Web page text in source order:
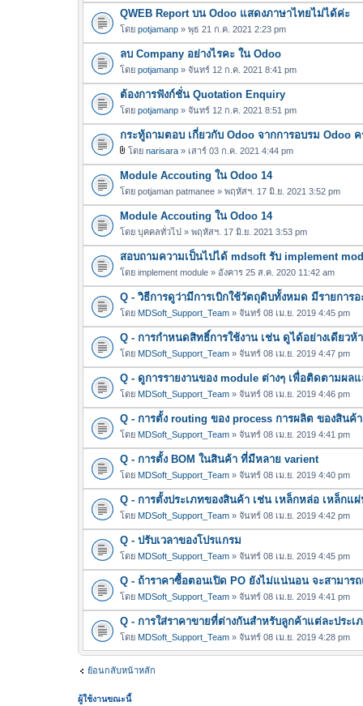
QWEB Report บน Odoo แสดงภาษาไทยไม่ได้ค่ะ
โดย potjamanp » พุธ 21 ก.ค. 2021 2:23 pm
ลบ Company อย่างไรคะ ใน Odoo
โดย potjamanp » จันทร์ 12 ก.ค. 2021 8:41 pm
ต้องการฟังก์ชั่น Quotation Enquiry
โดย potjamanp » จันทร์ 12 ก.ค. 2021 8:51 pm
กระทู้ถามตอบ เกี่ยวกับ Odoo จากการอบรม Odoo
ฟ
ล์
แ
น
บ
โดย narisara » เสาร์ 03 ก.ค. 2021 4:44 pm
Module Accouting ใน Odoo 14
โดย potjaman patmanee » พฤหัสฯ. 17 มิ.ย. 2021 3:52 pm
Module Accouting ใน Odoo 14
โดย บุคคลทั่วไป » พฤหัสฯ. 17 มิ.ย. 2021 3:53 pm
สอบถามความเป็นไปได้ mdsoft รับ implement
โดย implement module » อังคาร 25 ส.ค. 2020 11:42 am
Q - วิธีการดูว่ามีการเบิกใช้วัตถุดิบทั้งหมด มีรายการ
โดย MDSoft_Support_Team » จันทร์ 08 เม.ย. 2019 4:45 pm
Q - การกำหนดสิทธิ์การใช้งาน เช่น ดูได้อย่างเดียว
โดย MDSoft_Support_Team » จันทร์ 08 เม.ย. 2019 4:47 pm
Q - ดูการรายงานของ module ต่างๆ เพื่อติดตามผลแ
โดย MDSoft_Support_Team » จันทร์ 08 เม.ย. 2019 4:46 pm
Q - การตั้ง routing ของ process การผลิต ของสินค้า
โดย MDSoft_Support_Team » จันทร์ 08 เม.ย. 2019 4:41 pm
Q - การตั้ง BOM ในสินค้า ที่มีหลาย varient
โดย MDSoft_Support_Team » จันทร์ 08 เม.ย. 2019 4:40 pm
Q - การตั้งประเภทของสินค้า เช่น เหล็กหล่อ เหล็กแ
โดย MDSoft_Support_Team » จันทร์ 08 เม.ย. 2019 4:42 pm
Q - ปรับเวลาของโปรแกรม
โดย MDSoft_Support_Team » จันทร์ 08 เม.ย. 2019 4:45 pm
Q - ถ้าราคาซื้อตอนเปิด PO ยังไม่แน่นอน จะสามาร
โดย MDSoft_Support_Team » จันทร์ 08 เม.ย. 2019 4:41 pm
Q - การใส่ราคาขายที่ต่างกันสำหรับลูกค้าแต่ละประเ
โดย MDSoft_Support_Team » จันทร์ 08 เม.ย. 2019 4:28 pm
ย้อนกลับหน้าหลัก
ผู้ใช้งานขณะนี้